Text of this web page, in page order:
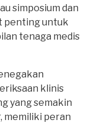
simposium dan
penting untuk
tenaga medis
klinis
yang semakin
memiliki peran